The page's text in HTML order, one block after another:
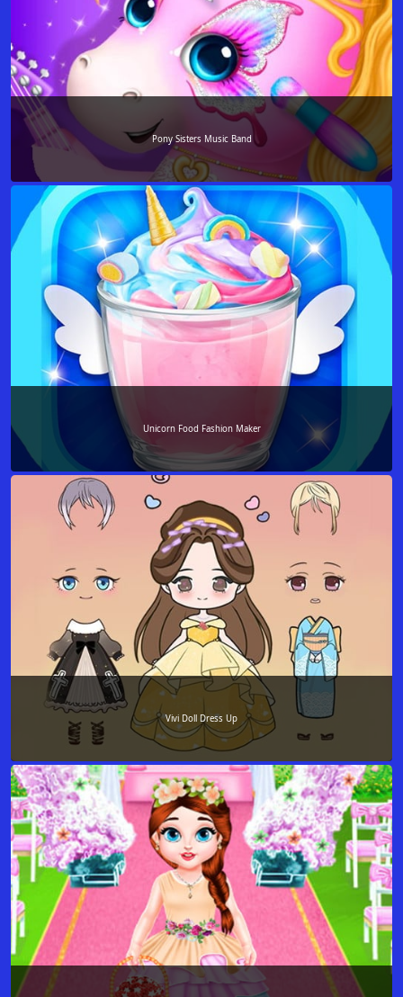
Pony Sisters Music Band
Unicorn Food Fashion Maker
Vivi Doll Dress Up